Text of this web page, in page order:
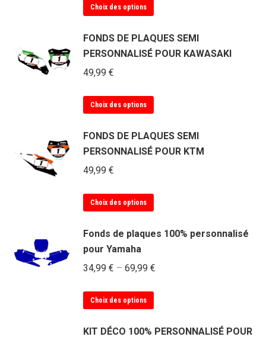
Choix des options
produit
a
plusieurs
options
choisies
sur
du
produit
FONDS DE PLAQUES SEMI
PERSONNALISÉ POUR KAWASAKI
49,99 €
Choix des options
produit
a
plusieurs
options
choisies
la
du
produit
FONDS DE PLAQUES SEMI
PERSONNALISÉ POUR KTM
49,99 €
Choix des options
produit
a
Les
options
choisies
Fonds de plaques 100% personnalisé
pour Yamaha
34,99 € – 69,99 €
Choix des options
produit
a
KIT DÉCO 100% PERSONNALISÉ POUR